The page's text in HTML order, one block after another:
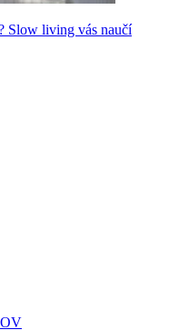
Slow living vás naučí